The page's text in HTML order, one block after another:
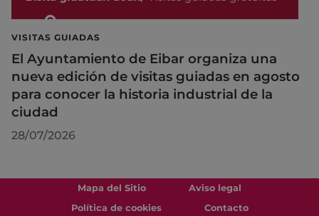
VISITAS GUIADAS
El Ayuntamiento de Eibar organiza una
nueva edición de visitas guiadas en agosto
para conocer la historia industrial de la
ciudad
28/07/2026
Mapa del Sitio
Aviso legal
Política de cookies
Contacto